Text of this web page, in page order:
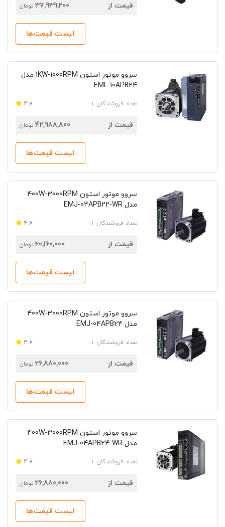
قیمت از 37,939,200 تومان
لیست قیمت‌ها
سروو موتور استون 1KW-1000RPM مدل
EML-10APB24
تعداد فروشندگان :1 4.7
قیمت از 42,988,800 تومان
لیست قیمت‌ها
سروو موتور استون 400W-3000RPM
مدل EMJ-04APB22-WR
تعداد فروشندگان :1 4.7
قیمت از 20,160,000 تومان
لیست قیمت‌ها
سروو موتور استون 400W-3000RPM
مدل EMJ-04APB24
تعداد فروشندگان :1 4.7
قیمت از 26,880,000 تومان
لیست قیمت‌ها
سروو موتور استون 400W-3000RPM
مدل EMJ-04APB24-WR
تعداد فروشندگان :1 4.7
قیمت از 26,880,000 تومان
لیست قیمت‌ها